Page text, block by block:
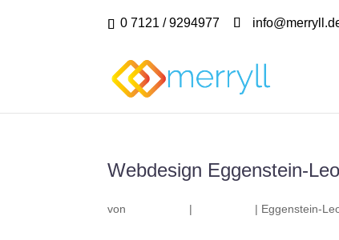
0 7121 / 9294977
Webdesign Eggenstein-
von | | Eggenstein-